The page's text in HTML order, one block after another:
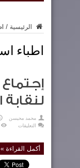
الرئيسية /
اطباء
إجتماع
لنقابة
محمد محيسن
التعليقات
المركزية
لنقابة
اطباء
مغلقة
أكمل القراءة »